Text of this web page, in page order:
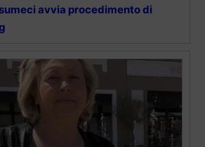
avvia procedimento di